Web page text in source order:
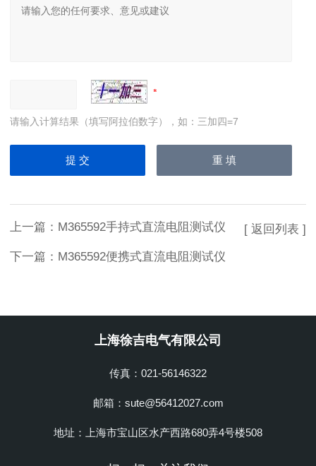
请输入计算结果（填写阿拉伯数字），如：三加四=7
上一篇： M365592手持式直流电阻测试仪
下一篇： M365592便携式直流电阻测试仪
[ 返回列表 ]
上海徐吉电气有限公司
传真：021-56146322
邮箱：sute@56412027.com
地址：上海市宝山区水产西路680弄4号楼508